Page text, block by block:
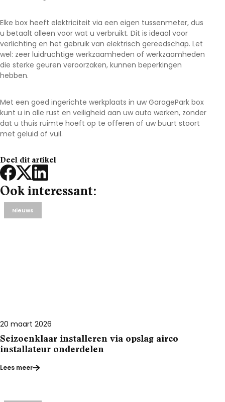
Elke box heeft elektriciteit via een eigen tussenmeter, dus
u betaalt alleen voor wat u verbruikt. Dit is ideaal voor
verlichting en het gebruik van elektrisch gereedschap. Let
wel: zeer luidruchtige werkzaamheden of werkzaamheden
die sterke geuren veroorzaken, kunnen beperkingen
hebben.
Met een goed ingerichte werkplaats in uw GaragePark box
kunt u in alle rust en veiligheid aan uw auto werken, zonder
dat u thuis ruimte hoeft op te offeren of uw buurt stoort
met geluid of vuil.
Deel dit artikel
Ook interessant:
20 maart 2026
Seizoenklaar installeren via opslag airco
installateur onderdelen
Lees meer
Nieuws